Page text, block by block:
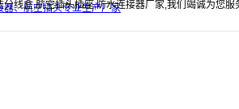
分线盒,航空插头插座,防水连接器厂家,我们竭诚为您服